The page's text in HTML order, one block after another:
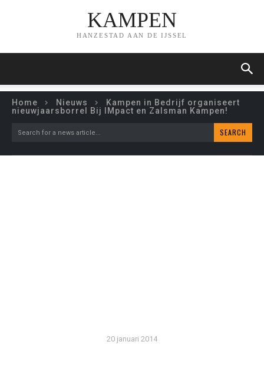
KAMPEN
HANZESTAD AAN DE IJSSEL
Home Nieuws
Kampen in Bedrijf organiseert
nieuwjaarsborrel Bij IMpact en Zalsman Kampen!
Search for a news article... SEARCH
20 januari 2014